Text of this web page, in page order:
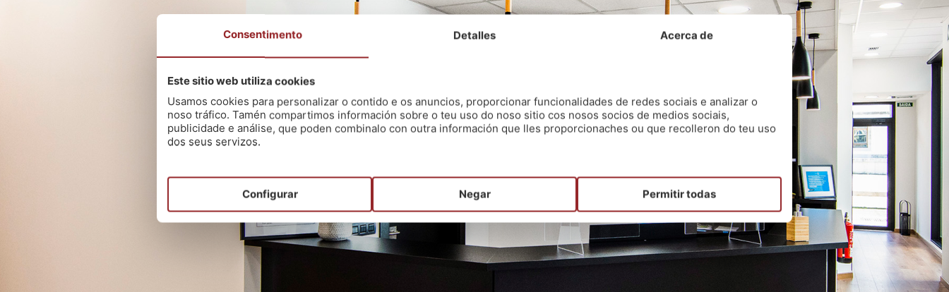
Consentimento Detalles Acerca de
Este sitio web utiliza cookies
Usamos cookies para personalizar o contido e os anuncios, proporcionar funcionalidades de redes sociais e analizar o
noso tráfico. Tamén compartimos información sobre o teu uso do noso sitio cos nosos socios de medios sociais,
publicidade e análise, que poden combinalo con outra información que lles proporcionaches ou que recolleron do teu uso
dos seus servizos.
Configurar Negar Permitir todas